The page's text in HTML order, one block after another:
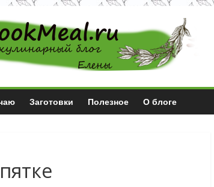
Заготовки Полезное О блоге